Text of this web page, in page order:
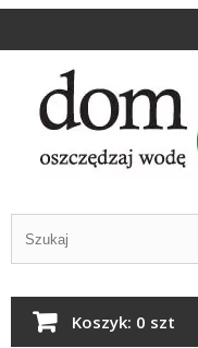
Koszyk: 0 szt